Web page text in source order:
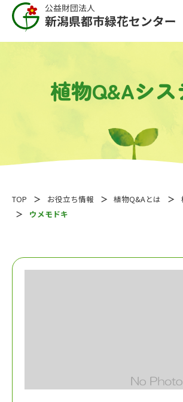
植物Q&Aシス
TOP お役立ち情報 植物Q&Aとは
ウメモドキ